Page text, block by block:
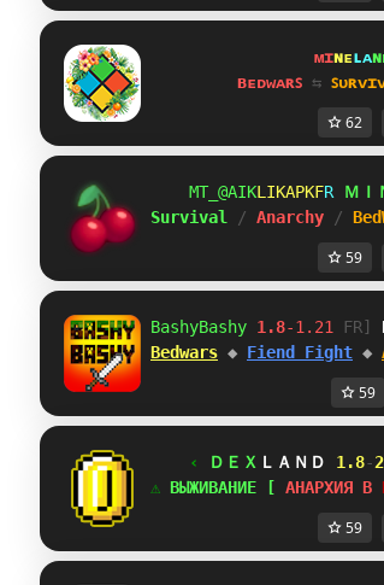
ᴍɪɴᴇʟᴀ
ʙᴇᴅᴡᴀʀꜱ ⇆
62
@HPXUPZIE]SYNGD ＭＩ
Survival
/ Anarchy /
59
BashyBashy 1.8-1.21 SIJ
Bedwars ◆ Fiend Fight ◆
59
‹ ＤＥＸ ＬＡＮＤ 1.8-
⚠ ВЫЖИВАНИЕ K АНАРХИЯ I
59